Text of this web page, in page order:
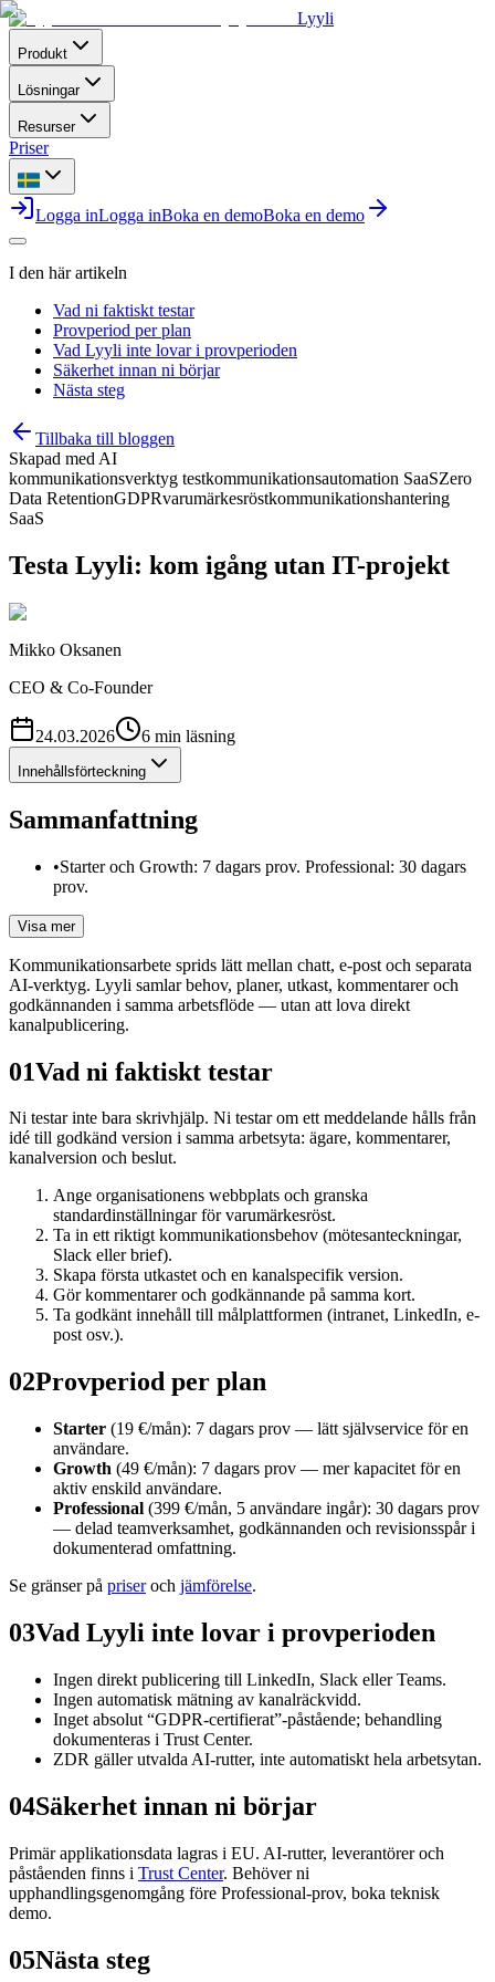
Lyyli
Produkt
Lösningar
Resurser
Priser
Logga inLogga inBoka en demoBoka en demo
I den här artikeln
Vad ni faktiskt testar
Provperiod per plan
Vad Lyyli inte lovar i provperioden
Säkerhet innan ni börjar
Nästa steg
Tillbaka till bloggen
Skapad med AI
kommunikationsverktyg testkommunikationsautomation SaaSZero
Data RetentionGDPRvarumärkesröstkommunikationshantering
SaaS
Testa Lyyli: kom igång utan IT-projekt
Mikko Oksanen
CEO & Co-Founder
24.03.2026 6 min läsning
Innehållsförteckning
Sammanfattning
•Starter och Growth: 7 dagars prov. Professional: 30 dagars
prov.
Visa mer
Kommunikationsarbete sprids lätt mellan chatt, e-post och separata
AI-verktyg. Lyyli samlar behov, planer, utkast, kommentarer och
godkännanden i samma arbetsflöde — utan att lova direkt
kanalpublicering.
01Vad ni faktiskt testar
Ni testar inte bara skrivhjälp. Ni testar om ett meddelande hålls från
idé till godkänd version i samma arbetsyta: ägare, kommentarer,
kanalversion och beslut.
Ange organisationens webbplats och granska
standardinställningar för varumärkesröst.
Ta in ett riktigt kommunikationsbehov (mötesanteckningar,
Slack eller brief).
Skapa första utkastet och en kanalspecifik version.
Gör kommentarer och godkännande på samma kort.
Ta godkänt innehåll till målplattformen (intranet, LinkedIn, e-
post osv.).
02Provperiod per plan
Starter (19 €/mån): 7 dagars prov — lätt självservice för en
användare.
Growth (49 €/mån): 7 dagars prov — mer kapacitet för en
aktiv enskild användare.
Professional (399 €/mån, 5 användare ingår): 30 dagars prov
— delad teamverksamhet, godkännanden och revisionsspår i
dokumenterad omfattning.
Se gränser på priseroch jämförelse.
03Vad Lyyli inte lovar i provperioden
Ingen direkt publicering till LinkedIn, Slack eller Teams.
Ingen automatisk mätning av kanalräckvidd.
Inget absolut “GDPR-certifierat”-påstående; behandling
dokumenteras i Trust Center.
ZDR gäller utvalda AI-rutter, inte automatiskt hela arbetsytan.
04Säkerhet innan ni börjar
Primär applikationsdata lagras i EU. AI-rutter, leverantörer och
påståenden finns i Trust Center. Behöver ni
upphandlingsgenomgång före Professional-prov, boka teknisk
demo.
05Nästa steg